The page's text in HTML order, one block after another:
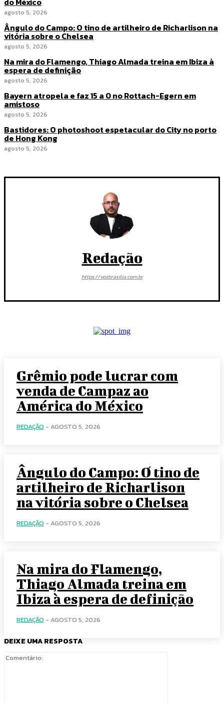
agosto 5, 2026
Ângulo do Campo: O tino de artilheiro de Richarlison na
vitória sobre o Chelsea
agosto 5, 2026
Na mira do Flamengo, Thiago Almada treina em Ibiza à
espera de definição
agosto 5, 2026
Bayern atropela e faz 15 a 0 no Rottach-Egern em
amistoso
agosto 5, 2026
Bastidores: O photoshoot espetacular do City no porto
de Hong Kong
agosto 5, 2026
Redação
https://vozbrasilia.com.br
Grêmio pode lucrar com
venda de Campaz ao
América do México
REDAÇÃO - AGOSTO 5, 2026
Ângulo do Campo: O tino de
artilheiro de Richarlison
na vitória sobre o Chelsea
REDAÇÃO - AGOSTO 5, 2026
Na mira do Flamengo,
Thiago Almada treina em
Ibiza à espera de definição
REDAÇÃO - AGOSTO 5, 2026
DEIXE UMA RESPOSTA